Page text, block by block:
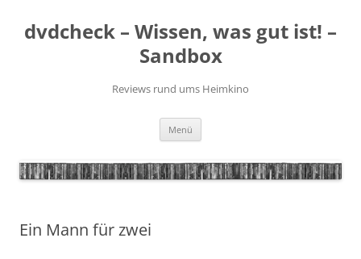
springen
dvdcheck – Wissen, was gut ist! –
Sandbox
Reviews rund ums Heimkino
Menü
Ein Mann für zwei